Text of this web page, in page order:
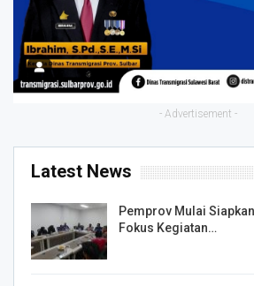
- Advertisement -
Latest News
Pemprov Mulai
Fokus Kegiatan…